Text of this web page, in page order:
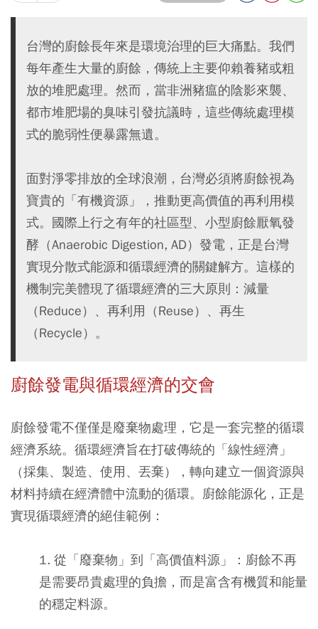
台灣的廚餘長年來是環境治理的巨大痛點。我們
每年產生大量的廚餘，傳統上主要仰賴養豬或粗
放的堆肥處理。然而，當非洲豬瘟的陰影來襲、
都市堆肥場的臭味引發抗議時，這些傳統處理模
式的脆弱性便暴露無遺。
面對淨零排放的全球浪潮，台灣必須將廚餘視為
寶貴的「有機資源」，推動更高價值的再利用模
式。國際上行之有年的社區型、小型廚餘厭氧發
酵（Anaerobic Digestion, AD）發電，正是台灣
實現分散式能源和循環經濟的關鍵解方。這樣的
機制完美體現了循環經濟的三大原則：減量
（Reduce）、再利用（Reuse）、再生
（Recycle）。
廚餘發電與循環經濟的交會
廚餘發電不僅僅是廢棄物處理，它是一套完整的循環
經濟系統。循環經濟旨在打破傳統的「線性經濟」
（採集、製造、使用、丟棄），轉向建立一個資源與
材料持續在經濟體中流動的循環。廚餘能源化，正是
實現循環經濟的絕佳範例：
1. 從「廢棄物」到「高價值料源」： 廚餘不再
是需要昂貴處理的負擔，而是富含有機質和能量
的穩定料源。